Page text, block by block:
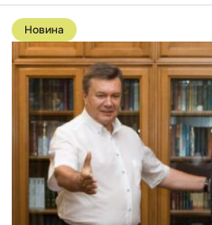
Перейти
до
публікації
Скандальний
суддя
Сергій
Вовк
вирішив
стягнути
бюджету
Новина